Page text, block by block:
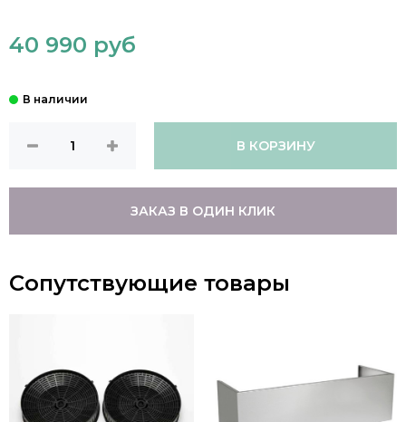
40 990 руб
В КОРЗИНУ
ЗАКАЗ В ОДИН КЛИК
Сопутствующие товары